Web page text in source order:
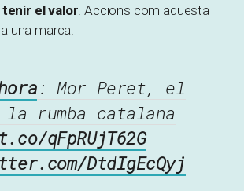
el valor. Accions com aquesta
una marca.
: Mor Peret, el
la rumba catalana
qFpRUjT62G
DtdIgEcQyj